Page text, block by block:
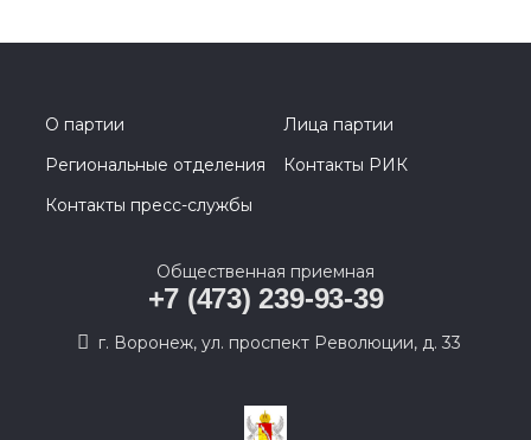
О партии
Лица партии
Региональные отделения
Контакты РИК
Контакты пресс-службы
Общественная приемная
+7 (473) 239-93-39
г. Воронеж, ул. проспект Революции, д. 33